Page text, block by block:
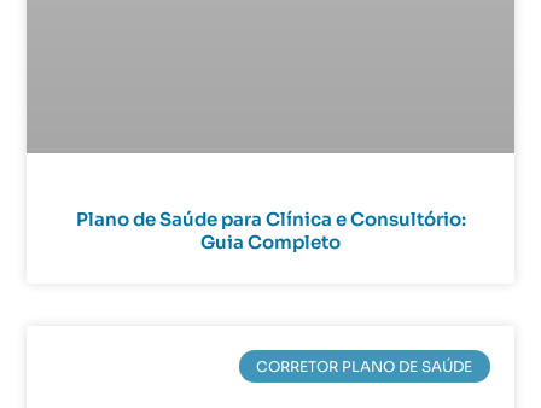
Plano de Saúde para Clínica e Consultório:
Guia Completo
CORRETOR PLANO DE SAÚDE